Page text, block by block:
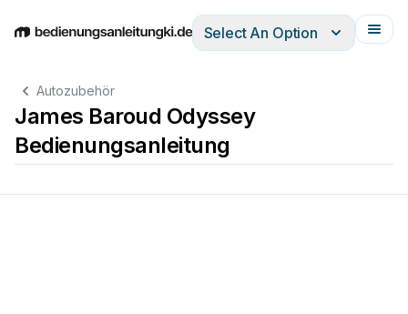
EnglishDeutschEspañolItalianoFrançais
Select An Option
Autozubehör
James Baroud Odyssey
Bedienungsanleitung